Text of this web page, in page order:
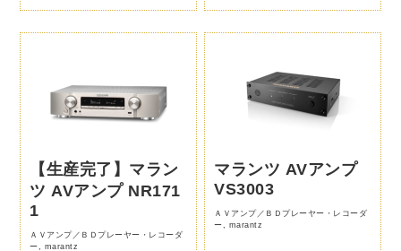
【生産完了】マラン
ツ AVアンプ NR171
1
ＡＶアンプ／ＢＤプレーヤー・レコーダ
ー, marantz
マランツ AVアンプ
VS3003
ＡＶアンプ／ＢＤプレーヤー・レコーダ
ー, marantz